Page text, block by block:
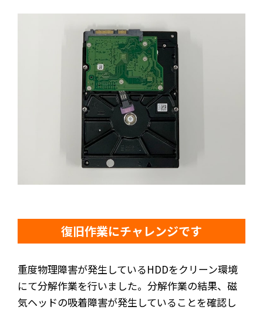
復旧作業にチャレンジです
重度物理障害が発生しているHDDをクリーン環境
にて分解作業を行いました。分解作業の結果、磁
気ヘッドの吸着障害が発生していることを確認し